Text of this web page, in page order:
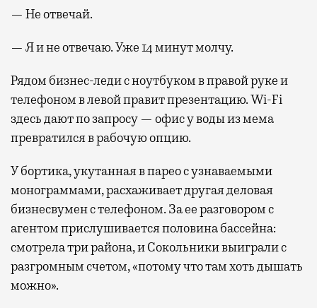
— Не отвечай.
— Я и не отвечаю. Уже 14 минут молчу.
Рядом бизнес-леди с ноутбуком в правой руке и
телефоном в левой правит презентацию. Wi-Fi
здесь дают по запросу — офис у воды из мема
превратился в рабочую опцию.
У бортика, укутанная в парео с узнаваемыми
монограммами, расхаживает другая деловая
бизнесвумен с телефоном. За ее разговором с
агентом прислушивается половина бассейна:
смотрела три района, и Сокольники выиграли с
разгромным счетом, «потому что там хоть дышать
можно».